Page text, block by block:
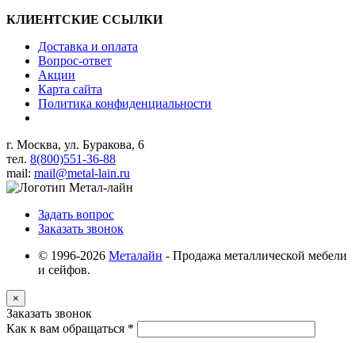
КЛИЕНТСКИЕ ССЫЛКИ
Доставка и оплата
Вопрос-ответ
Акции
Карта сайта
Политика конфиденциальности
г. Москва, ул. Буракова, 6
тел. 8(800)551-36-88
mail: mail@metal-lain.ru
Задать вопрос
Заказать звонок
© 1996-2026 Металайн - Продажа металлической мебели
и сейфов.
×
Заказать звонок
Как к вам обращаться *